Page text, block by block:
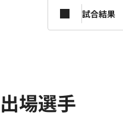
試合結果
出場選手